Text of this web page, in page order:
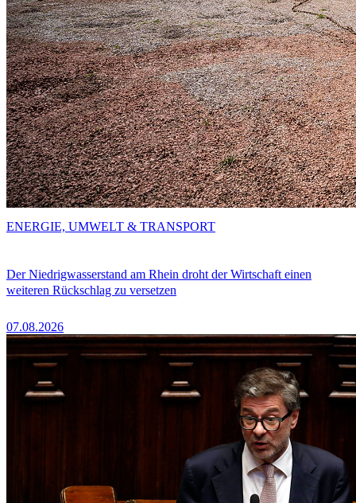
Der Niedrigwasserstand am Rhein droht der Wirtschaft einen
weiteren Rückschlag zu versetzen
07.08.2026
ENERGIE, UMWELT & TRANSPORT